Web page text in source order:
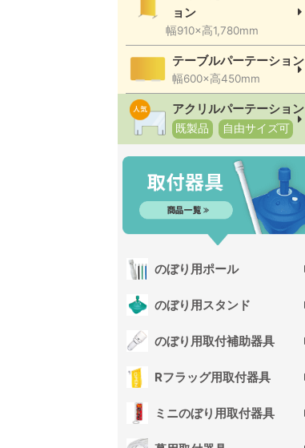
ョン
幅910×高1,780mm
テーブルパーテーション
幅600×高450mm
アクリルパーテーション
既製品 自由サイズ可
のぼり用ポール
のぼり用スタンド
のぼり用取付補助器具
Rフラッグ用取付器具
ミニのぼり用取付器具